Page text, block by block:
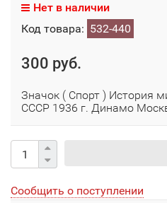
Нет в наличии
Код товара: 532-440
300 руб.
Значок ( Спорт ) История
СССР 1936 г. Динамо
Сообщить о поступлении